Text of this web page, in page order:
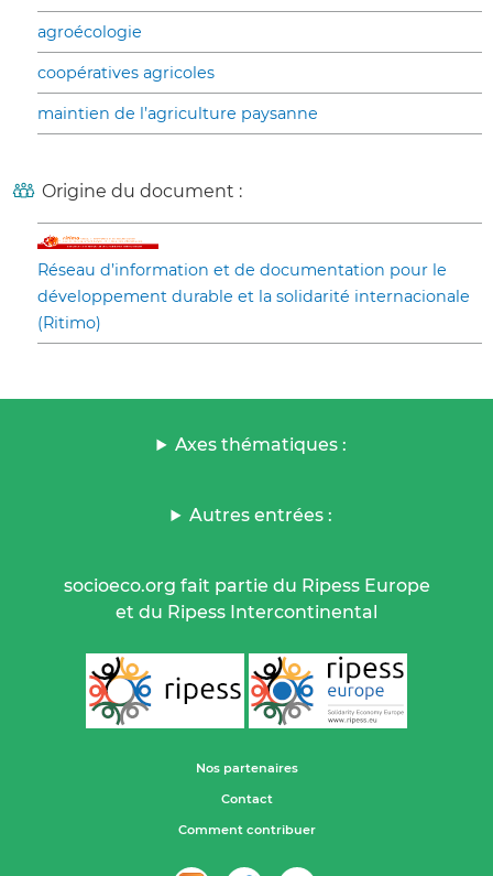
agroécologie
coopératives agricoles
maintien de l’agriculture paysanne
Origine du document :
Réseau d’information et de documentation pour le
développement durable et la solidarité internacionale
(Ritimo)
Axes thématiques :
Autres entrées :
socioeco.org fait partie du Ripess Europe
et du Ripess Intercontinental
Nos partenaires
Contact
Comment contribuer